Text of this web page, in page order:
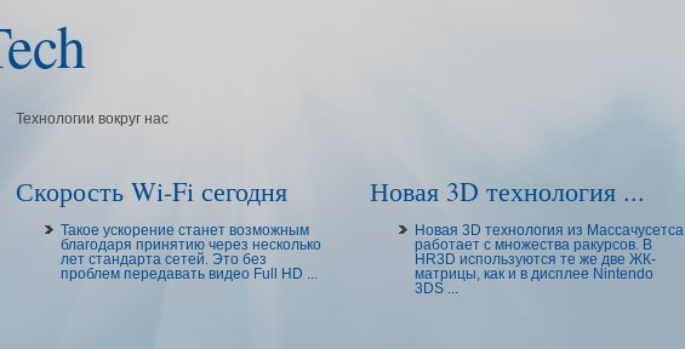
Технологии вокруг нас
Скорость Wi-Fi сегодня
Такое ускорение станет возможным
благодаря принятию через несколько
лет стандарта сетей. Это без
проблем передавать видео Full HD ...
Новая 3D технология ...
Новая 3D технология из Массачусетса
работает с множества ракурсов. В
HR3D используются те же две ЖК-
матрицы, как и в дисплее Nintendo
3DS ...